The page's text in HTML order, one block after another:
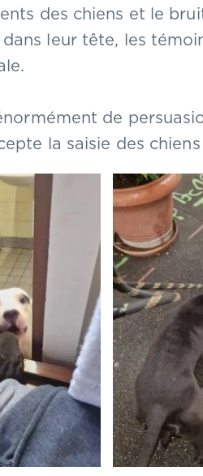
des chiens et le
leur tête, les
de
la saisie des chiens